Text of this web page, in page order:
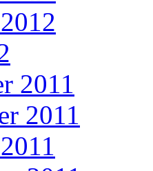
2011
2011